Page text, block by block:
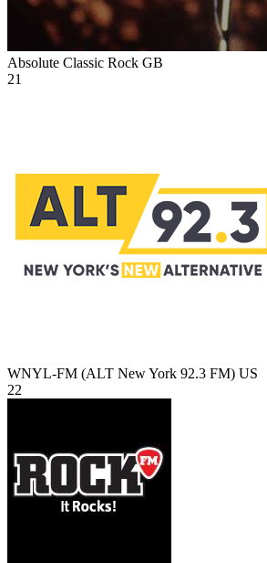
Absolute Classic Rock GB
21
WNYL-FM (ALT New York 92.3 FM) US
22